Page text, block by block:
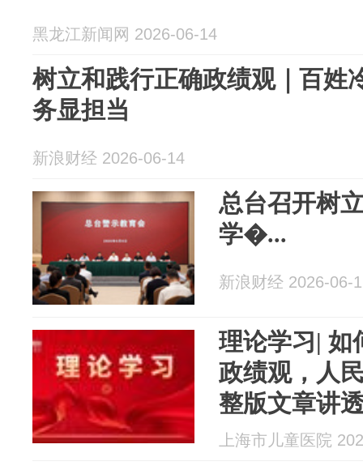
黑龙江新闻网 2026-06-14
树立和践行正确政绩观｜百姓冷暖
务显担当
新浪财经 2026-06-14
总台召开树
学�...
新浪财经 2026-06-
理论学习| 如
政绩观，人
整版文章讲
上海市儿童医院